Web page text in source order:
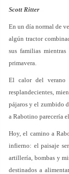
Scott Ritter
En un día normal de
algún tractor
sus familias
primavera.
El calor del verano
resplandecientes,
pájaros y el zumbido
a Rabotino parecería
Hoy, el camino a
infierno: el paisaje
artillería, bombas y
destinados a